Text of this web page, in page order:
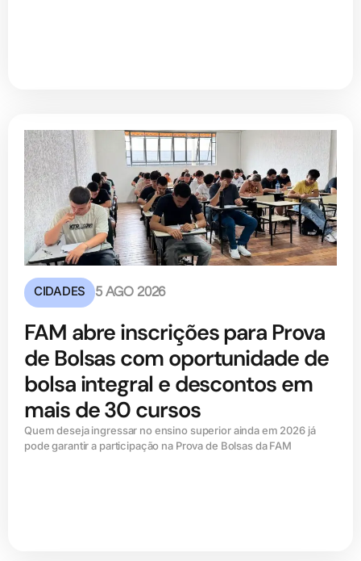
CIDADES 5 AGO 2026
FAM abre inscrições para Prova
de Bolsas com oportunidade de
bolsa integral e descontos em
mais de 30 cursos
Quem deseja ingressar no ensino superior ainda em 2026 já
pode garantir a participação na Prova de Bolsas da FAM